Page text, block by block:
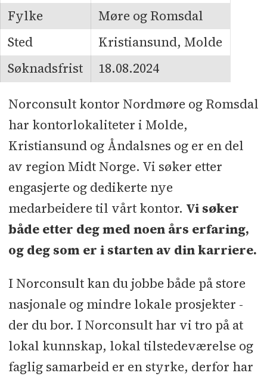
Fylke
Møre og Romsdal
Sted
Kristiansund, Molde
Søknadsfrist
18.08.2024
Norconsult kontor Nordmøre og Romsdal
har kontorlokaliteter i Molde,
Kristiansund og Åndalsnes og er en del
av region Midt Norge. Vi søker etter
engasjerte og dedikerte nye
medarbeidere til vårt kontor. Vi søker
både etter deg med noen års erfaring,
og deg som er i starten av din karriere.
I Norconsult kan du jobbe både på store
nasjonale og mindre lokale prosjekter -
der du bor. I Norconsult har vi tro på at
lokal kunnskap, lokal tilstedeværelse og
faglig samarbeid er en styrke, derfor har